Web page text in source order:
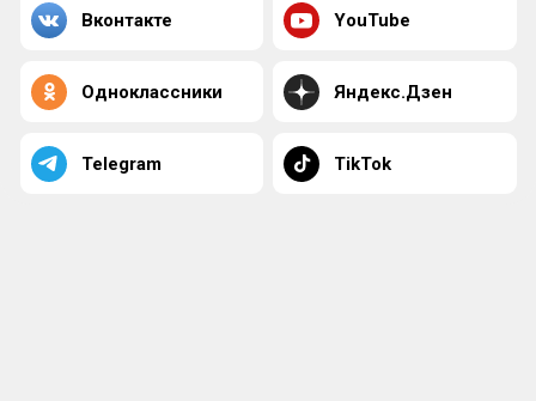
Вконтакте YouTube
Одноклассники Яндекс.Дзен
Telegram TikTok